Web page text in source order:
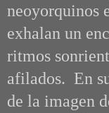
neoyorquinos
exhalan un
ritmos
afilados. En
de la imagen